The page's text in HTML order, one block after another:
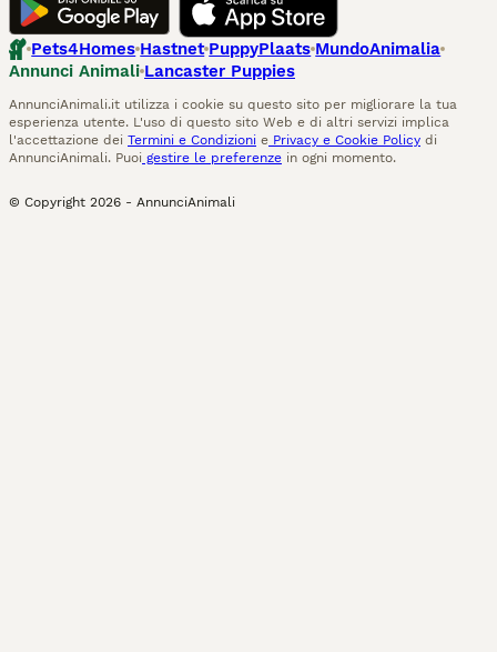
Pets4Homes Hastnet PuppyPlaats MundoAnimalia
Annunci Animali Lancaster Puppies
AnnunciAnimali.it utilizza i cookie su questo sito per migliorare la tua
esperienza utente. L'uso di questo sito Web e di altri servizi implica
l'accettazione dei Termini e Condizioni e Privacy e Cookie Policy di
AnnunciAnimali. Puoi gestire le preferenze in ogni momento.
© Copyright 2026 - AnnunciAnimali